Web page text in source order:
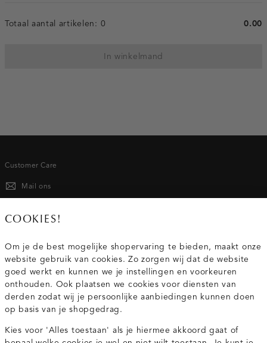
Totaal aantal artikelen: 0 0.00
In winkelmand
Customer Care
Mail ons
Service
Wij zijn Costes
Topcategorieën voor jou
COOKIES!
Om je de best mogelijke shopervaring te bieden, maakt onze
website gebruik van cookies. Zo zorgen wij dat de website
goed werkt en kunnen we je instellingen en voorkeuren
onthouden. Ook plaatsen we cookies voor diensten van
derden zodat wij je persoonlijke aanbiedingen kunnen doen
op basis van je shopgedrag.
Kies voor 'Alles toestaan' als je hiermee akkoord gaat of